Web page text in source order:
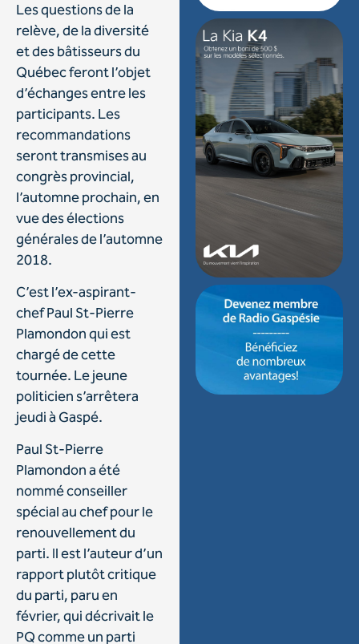
Les questions de la
relève, de la diversité
et des bâtisseurs du
Québec feront l’objet
d’échanges entre les
participants. Les
recommandations
seront transmises au
congrès provincial,
l’automne prochain, en
vue des élections
générales de l’automne
2018.
C’est l’ex-aspirant-
chef Paul St-Pierre
Plamondon qui est
chargé de cette
tournée. Le jeune
politicien s’arrêtera
jeudi à Gaspé.
Paul St-Pierre
Plamondon a été
nommé conseiller
spécial au chef pour le
renouvellement du
parti. Il est l’auteur d’un
rapport plutôt critique
du parti, paru en
février, qui décrivait le
PQ comme un parti